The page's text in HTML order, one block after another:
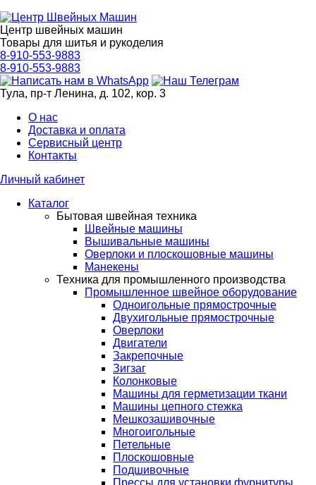
Центр швейных машин
Товары для шитья и рукоделия
8-910-553-9883
8-910-553-9883
Тула, пр-т Ленина, д. 102, кор. 3
О нас
Доставка и оплата
Сервисный центр
Контакты
Личный кабинет
Каталог
Бытовая швейная техника
Швейные машины
Вышивальные машины
Оверлоки и плоскошовные машины
Манекены
Техника для промышленного производства
Промышленное швейное оборудование
Одноигольные прямострочные
Двухигольные прямострочные
Оверлоки
Двигатели
Закрепочные
Зигзаг
Колонковые
Машины для герметизации ткани
Машины цепного стежка
Мешкозашивочные
Многоигольные
Петельные
Плоскошовные
Подшивочные
Прессы для установки фурнитуры